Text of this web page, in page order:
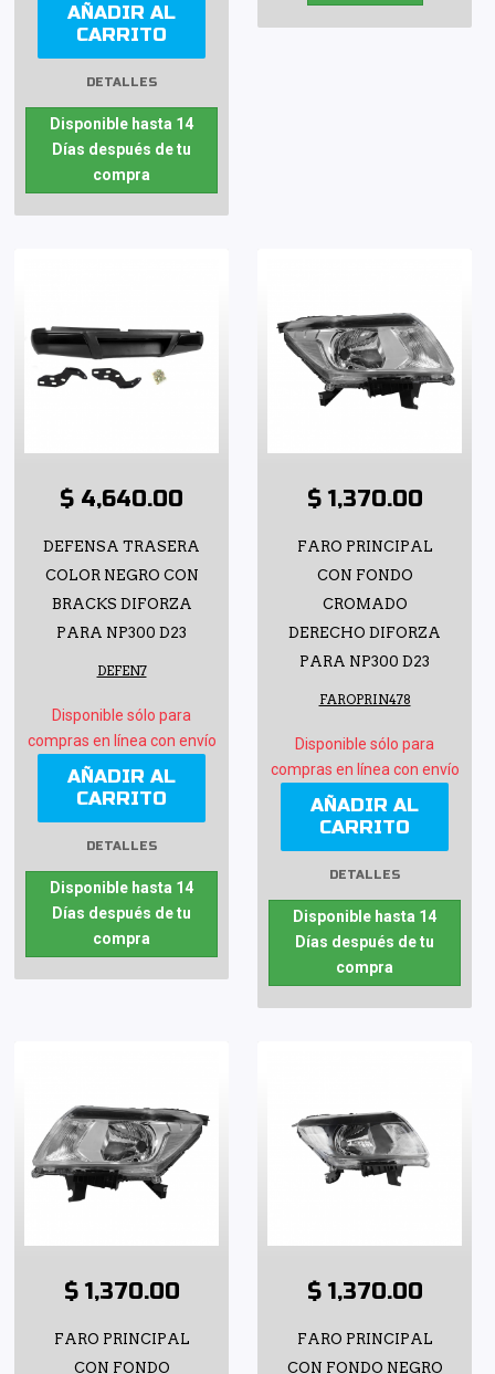
AÑADIR AL
CARRITO
DETALLES
Disponible hasta 14
Días después de tu
compra
$ 4,640.00
DEFENSA TRASERA
COLOR NEGRO CON
BRACKS DIFORZA
PARA NP300 D23
DEFEN7
Disponible sólo para
compras en línea con envío
AÑADIR AL
CARRITO
DETALLES
Disponible hasta 14
Días después de tu
compra
$ 1,370.00
FARO PRINCIPAL
CON FONDO
CROMADO
DERECHO DIFORZA
PARA NP300 D23
FAROPRIN478
Disponible sólo para
compras en línea con envío
AÑADIR AL
CARRITO
DETALLES
Disponible hasta 14
Días después de tu
compra
$ 1,370.00
FARO PRINCIPAL
CON FONDO
$ 1,370.00
FARO PRINCIPAL
CON FONDO NEGRO